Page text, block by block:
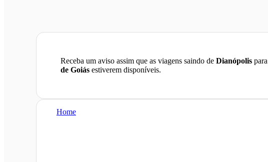
Receba um aviso assim que as viagens saindo de Dianópolis para
de Goiás estiverem disponíveis.
Home